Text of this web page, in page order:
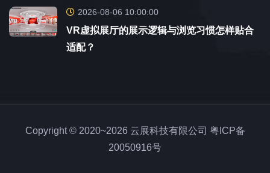
2026-08-06 10:00:00
VR虚拟展厅的展示逻辑与浏览习惯怎样贴合
适配？
Copyright © 2020~2026 云展科技有限公司 粤ICP备
20050916号